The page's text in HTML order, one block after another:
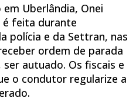
Uberlândia, Onei
é feita durante
polícia e da Settran, nas
ordem de parada
autuado. Os fiscais e
o condutor regularize a